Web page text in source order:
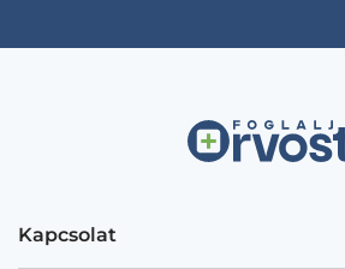
Kapcsolat